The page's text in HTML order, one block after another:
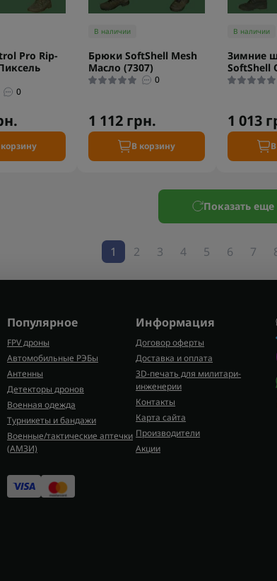
Pro Rip-
0
В наличии
Брюки SoftShell Mesh
Масло (7307)
0
1 112 грн.
В корзину
В наличии
Зимние
SoftShell
1 013
Показать еще
1 2 3 4 5 6 7
Популярное
FPV дроны
Автомобильные РЭБы
Антенны
Детекторы дронов
Военная одежда
Турникеты и бандажи
Военные/тактические аптечки
(AMЗИ)
Информация
Договор оферты
Доставка и оплата
3D-печать для милитари-
инженерии
Контакты
Карта сайта
Производители
Акции